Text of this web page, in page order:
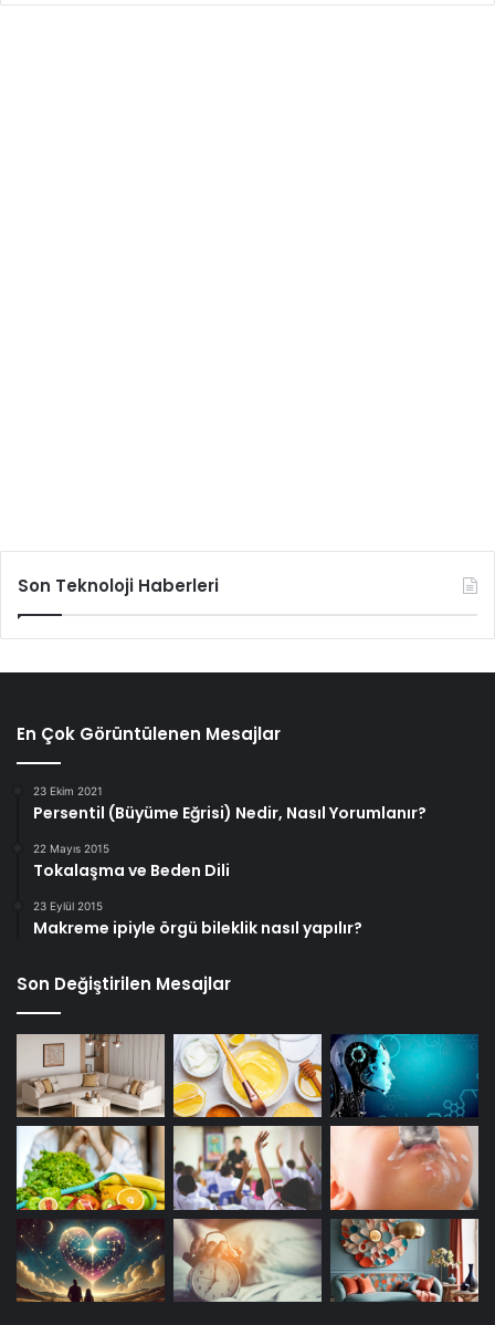
Son Teknoloji Haberleri
En Çok Görüntülenen Mesajlar
23 Ekim 2021
Persentil (Büyüme Eğrisi) Nedir, Nasıl Yorumlanır?
22 Mayıs 2015
Tokalaşma ve Beden Dili
23 Eylül 2015
Makreme ipiyle örgü bileklik nasıl yapılır?
Son Değiştirilen Mesajlar